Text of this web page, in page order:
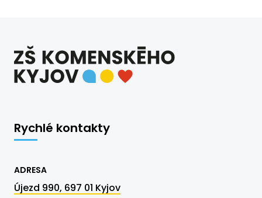
Rychlé kontakty
ADRESA
Újezd 990, 697 01 Kyjov